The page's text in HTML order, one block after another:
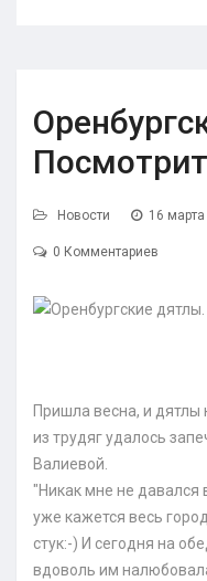
Новости 16
0 Комментариев
Пришла весна, и дятлы
из трудяг удалось
Валиевой.
"Никак мне не давался
уже кажется весь
стук:-) И сегодня на
вдоволь им